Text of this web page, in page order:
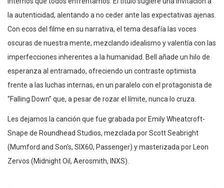
la autenticidad, alentando a no ceder ante las expectativas ajenas.
Con ecos del filme en su narrativa, el tema desafía las voces
oscuras de nuestra mente, mezclando idealismo y valentía con las
imperfecciones inherentes a la humanidad. Bell añade un hilo de
esperanza al entramado, ofreciendo un contraste optimista
frente a las luchas internas, en un paralelo con el protagonista de
“Falling Down” que, a pesar de rozar el límite, nunca lo cruza.
Les dejamos la canción que fue grabada por Emily Wheatcroft-
Snape de Roundhead Studios, mezclada por Scott Seabright
(Mumford and Son’s, SIX60, Passenger) y masterizada por Leon
Zervos (Midnight Oil, Aerosmith, INXS).